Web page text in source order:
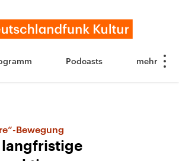
Podcasts
Bewegung
langfristige